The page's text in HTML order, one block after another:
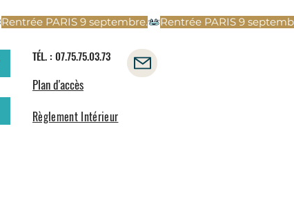
TÉL. : 07.75.75.03.73
Plan d'accès
Règlement Intérieur